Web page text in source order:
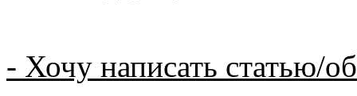
- Хочу написать статью/